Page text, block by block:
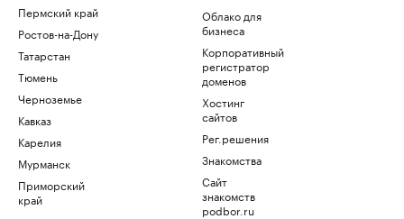
Пермский край
Ростов-на-Дону
Татарстан
Тюмень
Черноземье
Кавказ
Карелия
Мурманск
Приморский
край
Облако для
бизнеса
Корпоративный
регистратор
доменов
Хостинг
сайтов
Рег.решения
Знакомства
Сайт
знакомств
podbor.ru